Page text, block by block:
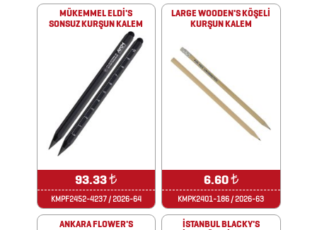
ANAHTARLIK
ARABA
AKSESUARLARI
MÜKEMMEL ELDİ'S
SONSUZ KURŞUN KALEM
93.33₺
KMPF2452-4237 / 2026-64
LARGE WOODEN'S KÖŞELİ
KURŞUN KALEM
6.60₺
KMPK2401-186 / 2026-63
ANKARA FLOWER'S
İSTANBUL BLACKY'S